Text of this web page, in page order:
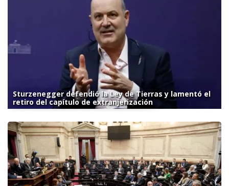
Sturzenegger defendió la Ley de Tierras y lamentó el
retiro del capítulo de extranjerización